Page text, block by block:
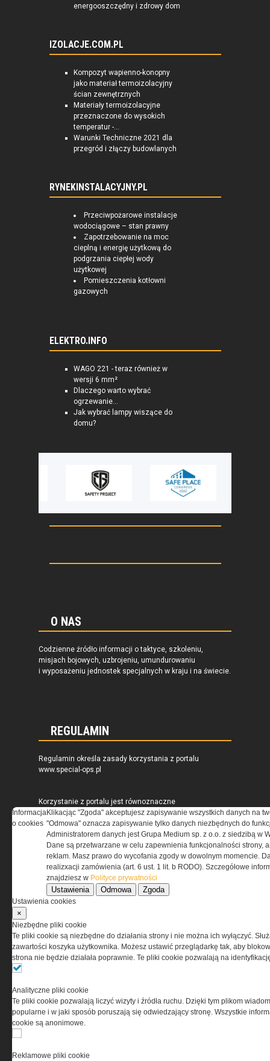
energooszczędny i zdrowy dom
IZOLACJE.COM.PL
Kompozyt wapienno-konopny
jako materiał termoizolacyjny
ścian zewnętrznych
Materiały termoizolacyjne
przeznaczone do wysokich
temperatur -...
Warunki Techniczne 2021 dla
przegród i złączy budowlanych
RYNEKINSTALACYJNY.PL
Przeciwpożarowe instalacje
wodociągowe – stan prawny
Zapotrzebowanie na moc
cieplną i energię użytkową do
podgrzania ciepłej wody
użytkowej
Pomieszczenia kotłowni
gazowych
ELEKTRO.INFO
WAGO 221 - teraz również w
wersji 6 mm²
Dlaczego warto wybrać
ogrzewanie...
Jak wybrać lampy wiszące do
domu?
O NAS
Codzienne źródło informacji o taktyce, szkoleniu,
misjach bojowych, uzbrojeniu, umundurowaniu
i wyposażeniu jednostek specjalnych w kraju i na świecie.
REGULAMIN
Regulamin określa zasady korzystania z portalu
www.special-ops.pl
Korzystanie z portalu jest równoznaczne
z zaakceptowaniem warunków ustanowionych
przez Grupa MEDIUM Spółka z ograniczoną
odpowiedzialnością Spółka komandytowa, nr KRS:
0000537655, NIP 1132860378, REGON 146393437
(zwana dalej Grupa MEDIUM) w postaci Regulaminu.
Przeczytaj regulamin
PRYWATNOŚĆ
informacji na Twoim komputerze. Pliki cookies stosujemy
w celu świadczenia usług na najwyższym poziomie,
w tym w sposób dostosowany do indywidualnych potrzeb.
Korzystanie z witryny bez zmiany ustawień dotyczących
dokonać zmiany ustawień przeglądarki dotyczących
Informacja
o cookies
Klikacjąc "Zgoda" akceptujesz zapisywanie wszystkich danych na
"Odmowa" oznacza zapisywanie tylko danych niezbędnych do
Administratorem danych jest Grupa Medium sp. z o.o. z siedzibą w
Dane są przetwarzane w celu zapewnienia funkcjonalności strony,
reklam. Masz prawo do wycofania zgody w dowolnym momencie.
realizxacji zamówienia (art. 6 ust. 1 lit. b RODO). Szczegółowe
znajdziesz w Polityce prywatności
Ustawienia Odmowa Zgoda
Ustawienia cookies
×
Niezbędne pliki cookie
Te pliki cookie są niezbędne do działania strony i nie można ich wyłączyć.
zawartości koszyka użytkownika. Możesz ustawić przeglądarkę tak, aby
strona nie będzie działała poprawnie. Te pliki cookie pozwalają na
Analityczne pliki cookie
Te pliki cookie pozwalają liczyć wizyty i źródła ruchu. Dzięki tym plikom
popularne i w jaki sposób poruszają się odwiedzający stronę. Wszystkie
cookie są anonimowe.
Reklamowe pliki cookie